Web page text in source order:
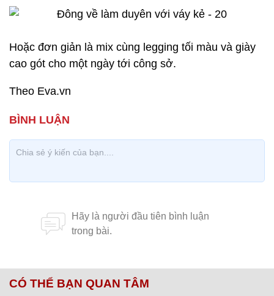
Hoặc đơn giản là mix cùng legging tối màu và giày
cao gót cho một ngày tới công sở.
Theo Eva.vn
CÓ THỂ BẠN QUAN TÂM